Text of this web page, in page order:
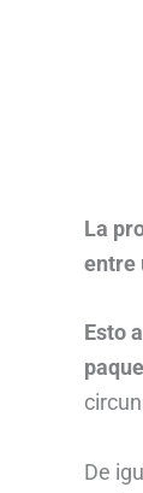
La
entre
Esto
De